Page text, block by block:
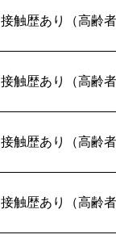
接触歴あり（高齢
接触歴あり（高齢
接触歴あり（高齢
接触歴あり（高齢